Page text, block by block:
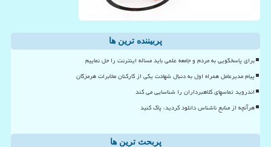
پربیننده ترین ها
برای پاسخگویی به مردم و جامعه علمی باید مساله اینترنت را حل نماییم
پیام مدیرعامل همراه اول به دنبال شهادت یکی از کارکنان مخابرات هرمزگان
اندروید تماسهای کلاهبرداران را شناسایی می کند
هرآنچه از منابع ناشناس دانلود کردید، پاک کنید
پربحث ترین ها